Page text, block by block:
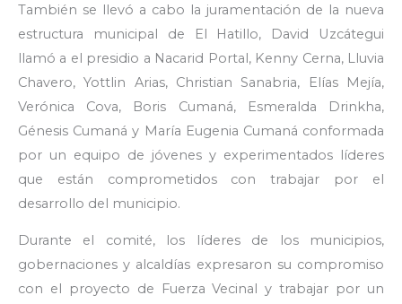
También se llevó a cabo la juramentación de la nueva
estructura municipal de El Hatillo, David Uzcátegui
llamó a el presidio a Nacarid Portal, Kenny Cerna, Lluvia
Chavero, Yottlin Arias, Christian Sanabria, Elías Mejía,
Verónica Cova, Boris Cumaná, Esmeralda Drinkha,
Génesis Cumaná y María Eugenia Cumaná conformada
por un equipo de jóvenes y experimentados líderes
que están comprometidos con trabajar por el
desarrollo del municipio.
Durante el comité, los líderes de los municipios,
gobernaciones y alcaldías expresaron su compromiso
con el proyecto de Fuerza Vecinal y trabajar por un